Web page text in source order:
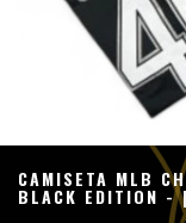
CAMISETA MLB
BLACK EDITION -